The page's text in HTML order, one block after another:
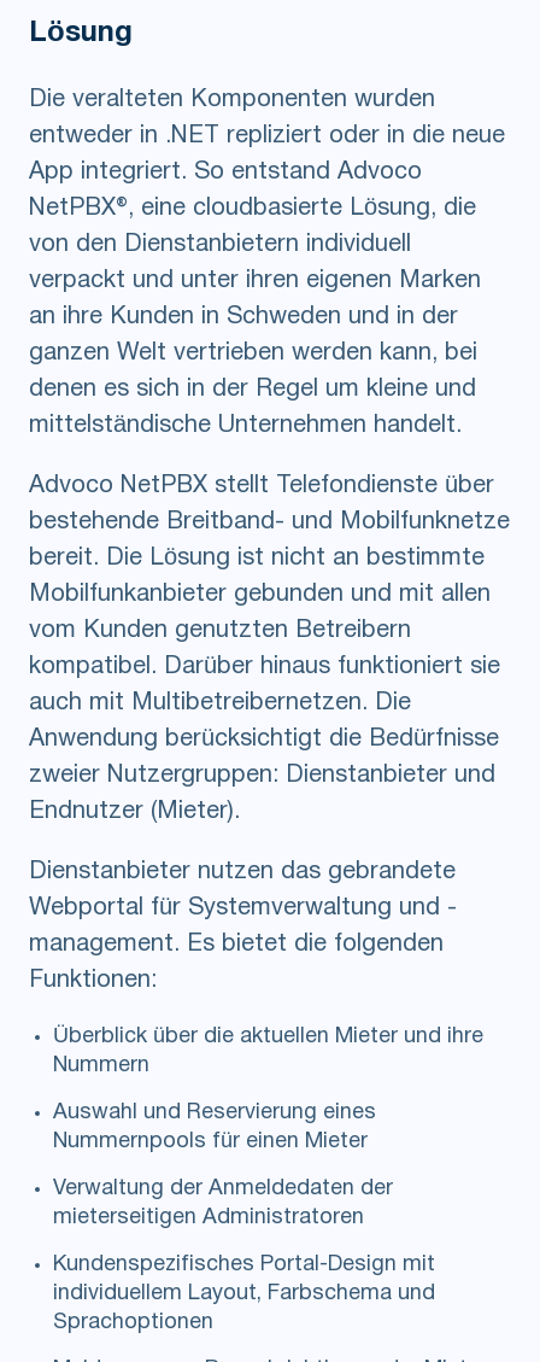
Lösung
Die veralteten Komponenten wurden
entweder in .NET repliziert oder in die neue
App integriert. So entstand Advoco
NetPBX®, eine cloudbasierte Lösung, die
von den Dienstanbietern individuell
verpackt und unter ihren eigenen Marken
an ihre Kunden in Schweden und in der
ganzen Welt vertrieben werden kann, bei
denen es sich in der Regel um kleine und
mittelständische Unternehmen handelt.
Advoco NetPBX stellt Telefondienste über
bestehende Breitband- und Mobilfunknetze
bereit. Die Lösung ist nicht an bestimmte
Mobilfunkanbieter gebunden und mit allen
vom Kunden genutzten Betreibern
kompatibel. Darüber hinaus funktioniert sie
auch mit Multibetreibernetzen. Die
Anwendung berücksichtigt die Bedürfnisse
zweier Nutzergruppen: Dienstanbieter und
Endnutzer (Mieter).
Dienstanbieter nutzen das gebrandete
Webportal für Systemverwaltung und -
management. Es bietet die folgenden
Funktionen:
Überblick über die aktuellen Mieter und ihre
Nummern
Auswahl und Reservierung eines
Nummernpools für einen Mieter
Verwaltung der Anmeldedaten der
mieterseitigen Administratoren
Kundenspezifisches Portal-Design mit
individuellem Layout, Farbschema und
Sprachoptionen